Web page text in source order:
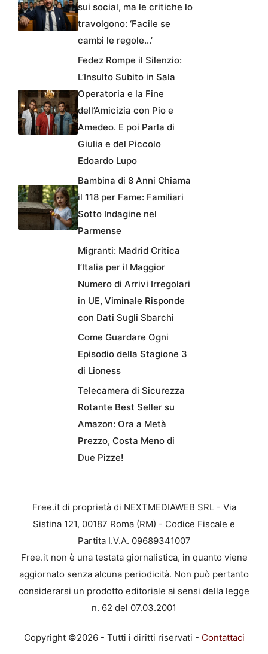
sui social, ma le critiche lo
travolgono: ‘Facile se
cambi le regole…’
Fedez Rompe il Silenzio:
L’Insulto Subito in Sala
Operatoria e la Fine
dell’Amicizia con Pio e
Amedeo. E poi Parla di
Giulia e del Piccolo
Edoardo Lupo
Bambina di 8 Anni Chiama
il 118 per Fame: Familiari
Sotto Indagine nel
Parmense
Migranti: Madrid Critica
l’Italia per il Maggior
Numero di Arrivi Irregolari
in UE, Viminale Risponde
con Dati Sugli Sbarchi
Come Guardare Ogni
Episodio della Stagione 3
di Lioness
Telecamera di Sicurezza
Rotante Best Seller su
Amazon: Ora a Metà
Prezzo, Costa Meno di
Due Pizze!
Free.it di proprietà di NEXTMEDIAWEB SRL - Via
Sistina 121, 00187 Roma (RM) - Codice Fiscale e
Partita I.V.A. 09689341007
Free.it non è una testata giornalistica, in quanto viene
aggiornato senza alcuna periodicità. Non può pertanto
considerarsi un prodotto editoriale ai sensi della legge
n. 62 del 07.03.2001
Copyright ©2026 - Tutti i diritti riservati - Contattaci